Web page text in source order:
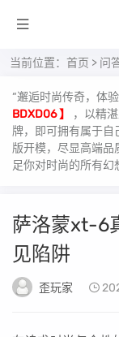
当前位置： 首页 > 问
“邂逅时尚传奇，体
BDXD06 】
，以精
牌，即可拥有属于自
版开模，尽显高端
足你对时尚的所有幻
萨洛蒙xt-6
见陷阱
歪玩家